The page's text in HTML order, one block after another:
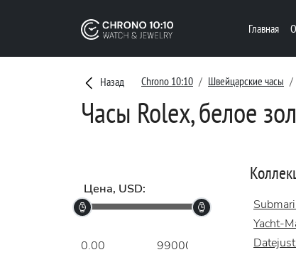
Главная
Назад Chrono 10:10 Швейцарские часы
Часы Rolex, белое
Цена, USD:
Yacht-